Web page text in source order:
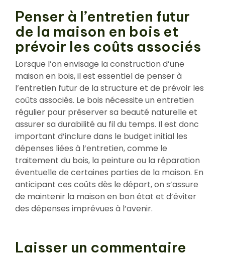
Penser à l’entretien futur
de la maison en bois et
prévoir les coûts associés
Lorsque l’on envisage la construction d’une
maison en bois, il est essentiel de penser à
l’entretien futur de la structure et de prévoir les
coûts associés. Le bois nécessite un entretien
régulier pour préserver sa beauté naturelle et
assurer sa durabilité au fil du temps. Il est donc
important d’inclure dans le budget initial les
dépenses liées à l’entretien, comme le
traitement du bois, la peinture ou la réparation
éventuelle de certaines parties de la maison. En
anticipant ces coûts dès le départ, on s’assure
de maintenir la maison en bon état et d’éviter
des dépenses imprévues à l’avenir.
Laisser un commentaire